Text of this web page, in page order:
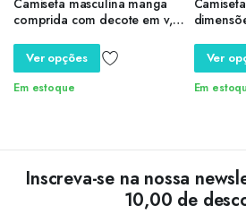
comprida com decote em v,
camiseta com gráfico animal,
tops de algodão, roupas
masculinas extragrandes, verão
Ver opções
Em estoque
vintage,
Ver
Em
Inscreva-se na nossa
10,00 de